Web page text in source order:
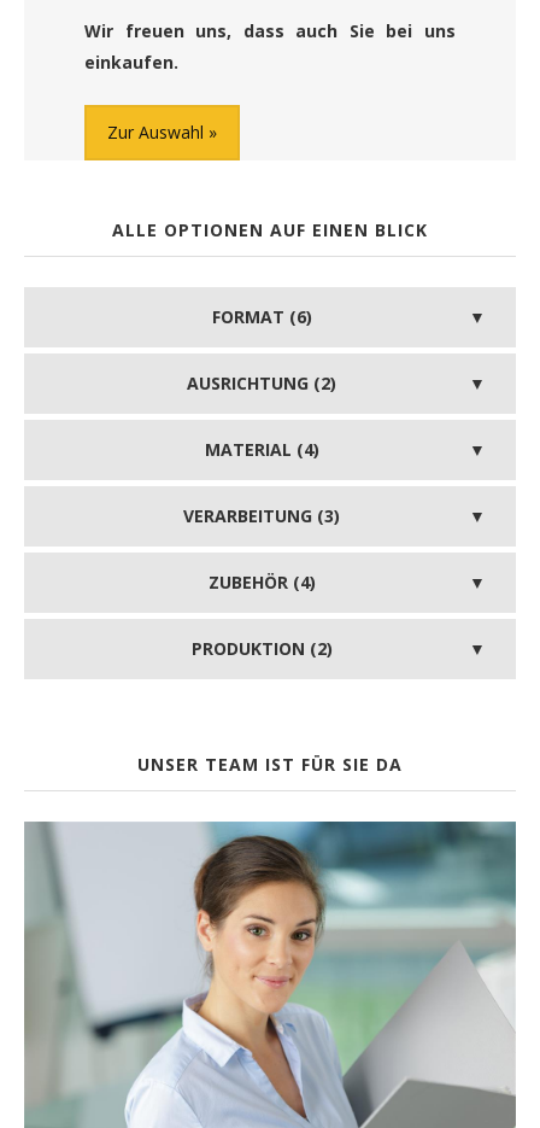
Wir freuen uns, dass auch Sie bei uns
einkaufen.
Zur Auswahl
ALLE OPTIONEN AUF EINEN BLICK
FORMAT (6)
AUSRICHTUNG (2)
MATERIAL (4)
VERARBEITUNG (3)
ZUBEHÖR (4)
PRODUKTION (2)
UNSER TEAM IST FÜR SIE DA